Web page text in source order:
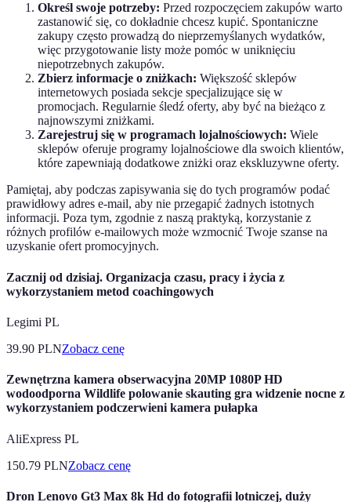
Określ swoje potrzeby: Przed rozpoczęciem zakupów warto
zastanowić się, co dokładnie chcesz kupić. Spontaniczne
zakupy często prowadzą do nieprzemyślanych wydatków,
więc przygotowanie listy może pomóc w uniknięciu
niepotrzebnych zakupów.
Zbierz informacje o zniżkach: Większość sklepów
internetowych posiada sekcje specjalizujące się w
promocjach. Regularnie śledź oferty, aby być na bieżąco z
najnowszymi zniżkami.
Zarejestruj się w programach lojalnościowych: Wiele
sklepów oferuje programy lojalnościowe dla swoich klientów,
które zapewniają dodatkowe zniżki oraz ekskluzywne oferty.
Pamiętaj, aby podczas zapisywania się do tych programów podać
prawidłowy adres e-mail, aby nie przegapić żadnych istotnych
informacji. Poza tym, zgodnie z naszą praktyką, korzystanie z
różnych profilów e-mailowych może wzmocnić Twoje szanse na
uzyskanie ofert promocyjnych.
Zacznij od dzisiaj. Organizacja czasu, pracy i życia z
wykorzystaniem metod coachingowych
Legimi PL
39.90 PLNZobacz cenę
Zewnętrzna kamera obserwacyjna 20MP 1080P HD
wodoodporna Wildlife polowanie skauting gra widzenie nocne z
wykorzystaniem podczerwieni kamera pułapka
AliExpress PL
150.79 PLNZobacz cenę
Dron Lenovo Gt3 Max 8k Hd do fotografii lotniczej, duży